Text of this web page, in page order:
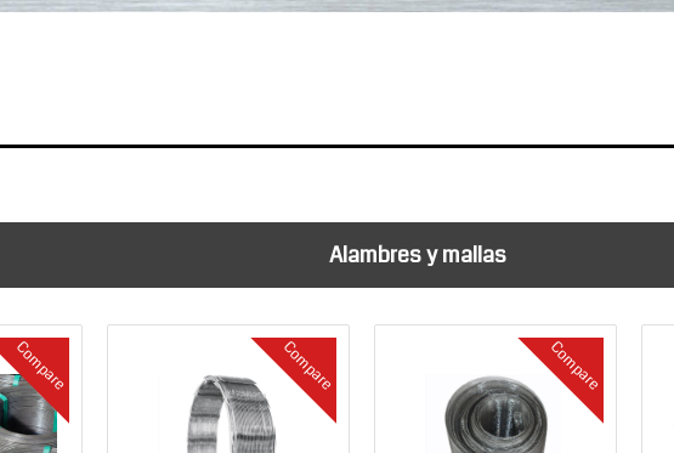
Alambres y mallas
Compare Compare Compare